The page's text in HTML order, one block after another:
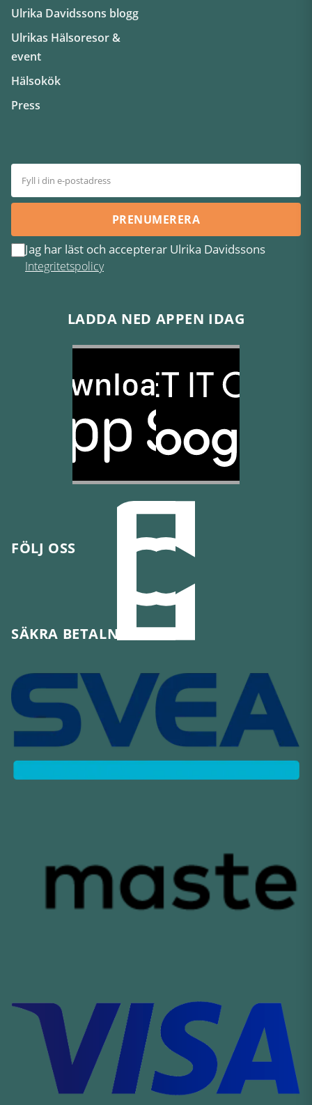
Ulrika Davidssons blogg
Ulrikas Hälsoresor &
event
Hälsokök
Press
PRENUMERERA
Jag har läst och accepterar Ulrika Davidssons
Integritetspolicy
LADDA NED APPEN IDAG
FÖLJ OSS
SÄKRA BETALNINGAR